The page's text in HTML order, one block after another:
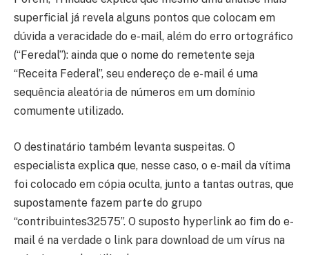
superficial já revela alguns pontos que colocam em
dúvida a veracidade do e-mail, além do erro ortográfico
(“Feredal”): ainda que o nome do remetente seja
“Receita Federal”, seu endereço de e-mail é uma
sequência aleatória de números em um domínio
comumente utilizado.
O destinatário também levanta suspeitas. O
especialista explica que, nesse caso, o e-mail da vítima
foi colocado em cópia oculta, junto a tantas outras, que
supostamente fazem parte do grupo
“contribuintes32575”. O suposto hyperlink ao fim do e-
mail é na verdade o link para download de um vírus na